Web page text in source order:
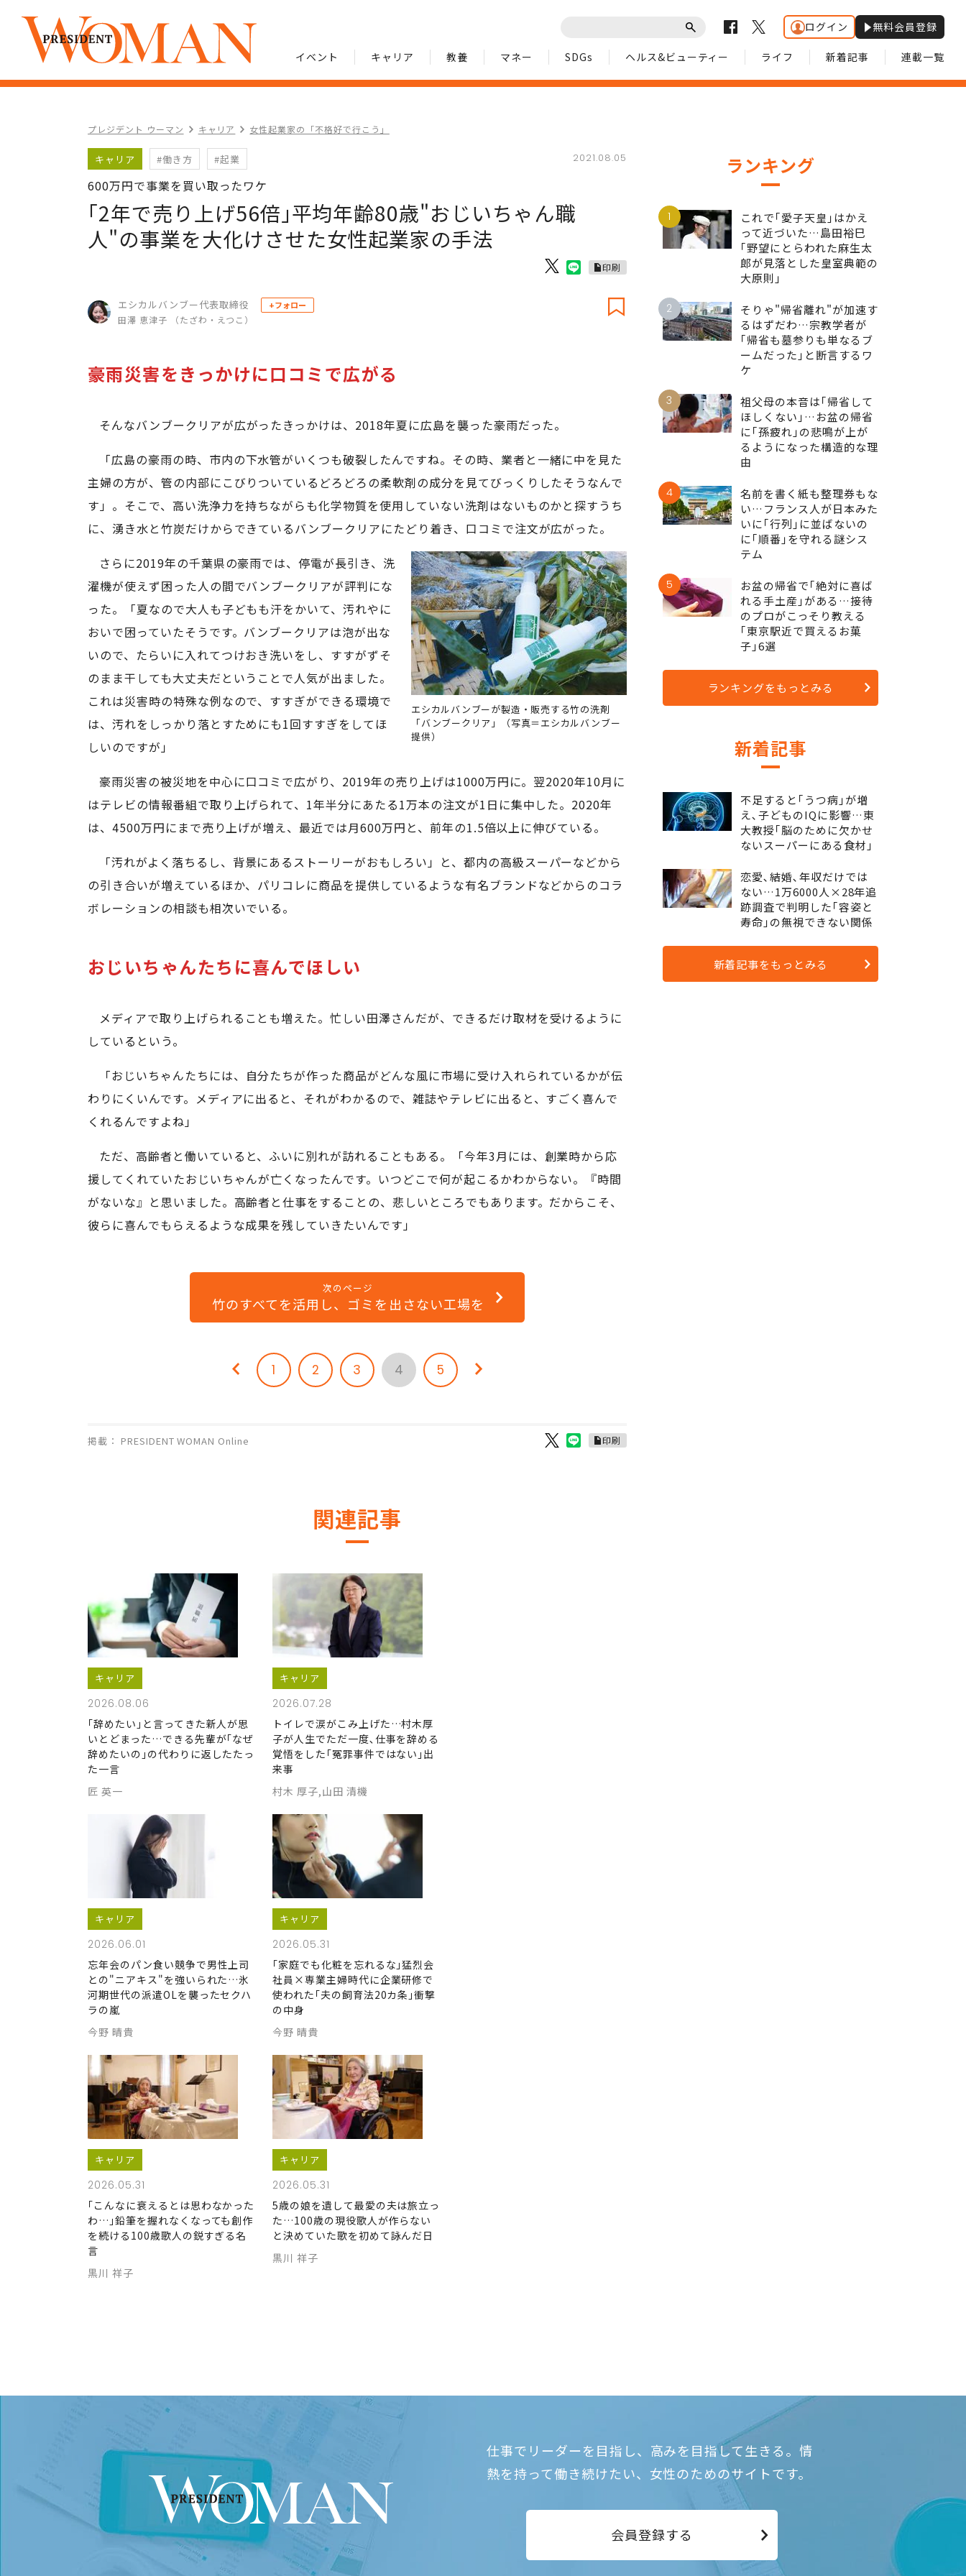
ログイン 無料会員登録
イベント キャリア 教養 マネー SDGs ヘルス&ビューティー ライフ 新着記事 連載一覧
プレジデント ウーマン キャリア 女性起業家の「不格好で行こう」
キャリア #働き方 #起業 2021.08.05
600万円で事業を買い取ったワケ
｢2年で売り上げ56倍｣平均年齢80歳"おじいちゃん職
人"の事業を大化けさせた女性起業家の手法
印刷
エシカルバンブー代表取締役
田澤 恵津子 （たざわ・えつこ）
+フォロー
豪雨災害をきっかけに口コミで広がる
そんなバンブークリアが広がったきっかけは、2018年夏に広島を襲った豪雨だった。
「広島の豪雨の時、市内の下水管がいくつも破裂したんですね。その時、業者と一緒に中を見た
主婦の方が、管の内部にこびりついているどろどろの柔軟剤の成分を見てびっくりしたそうなんで
す」。そこで、高い洗浄力を持ちながらも化学物質を使用していない洗剤はないものかと探すうち
に、湧き水と竹炭だけからできているバンブークリアにたどり着き、口コミで注文が広がった。
エシカルバンブーが製造・販売する竹の洗剤
「バンブークリア」（写真＝エシカルバンブー
提供）
さらに2019年の千葉県の豪雨では、停電が長引き、洗
濯機が使えず困った人の間でバンブークリアが評判にな
った。「夏なので大人も子どもも汗をかいて、汚れやに
おいで困っていたそうです。バンブークリアは泡が出な
いので、たらいに入れてつけおき洗いをし、すすがずそ
のまま干しても大丈夫だということで人気が出ました。
これは災害時の特殊な例なので、すすぎができる環境で
は、汚れをしっかり落とすためにも1回すすぎをしてほ
しいのですが」
豪雨災害の被災地を中心に口コミで広がり、2019年の売り上げは1000万円に。翌2020年10月に
はテレビの情報番組で取り上げられて、1年半分にあたる1万本の注文が1日に集中した。2020年
は、4500万円にまで売り上げが増え、最近では月600万円と、前年の1.5倍以上に伸びている。
「汚れがよく落ちるし、背景にあるストーリーがおもしろい」と、都内の高級スーパーなどから
の引き合いが増えているほか、パリコレに商品を提供しているような有名ブランドなどからのコラ
ボレーションの相談も相次いでいる。
おじいちゃんたちに喜んでほしい
メディアで取り上げられることも増えた。忙しい田澤さんだが、できるだけ取材を受けるように
しているという。
「おじいちゃんたちには、自分たちが作った商品がどんな風に市場に受け入れられているかが伝
わりにくいんです。メディアに出ると、それがわかるので、雑誌やテレビに出ると、すごく喜んで
くれるんですよね」
ただ、高齢者と働いていると、ふいに別れが訪れることもある。「今年3月には、創業時から応
援してくれていたおじいちゃんが亡くなったんです。いつどこで何が起こるかわからない。『時間
がないな』と思いました。高齢者と仕事をすることの、悲しいところでもあります。だからこそ、
彼らに喜んでもらえるような成果を残していきたいんです」
次のページ
竹のすべてを活用し、ゴミを出さない工場を
1 2 3 4 5
掲載： PRESIDENT WOMAN Online 印刷
関連記事
キャリア
2026.08.06
｢辞めたい｣と言ってきた新人が思
いとどまった…できる先輩が｢なぜ
辞めたいの｣の代わりに返したたっ
た一言
匠 英一
キャリア
2026.07.28
トイレで涙がこみ上げた…村木厚
子が人生でただ一度､仕事を辞める
覚悟をした｢冤罪事件ではない｣出
来事
村木 厚子,山田 清機
キャリア
2026.06.01
忘年会のパン食い競争で男性上司
との"ニアキス"を強いられた…氷
河期世代の派遣OLを襲ったセクハ
ラの嵐
今野 晴貴
キャリア
2026.05.31
｢家庭でも化粧を忘れるな｣猛烈会
社員×専業主婦時代に企業研修で
使われた｢夫の飼育法20カ条｣衝撃
の中身
今野 晴貴
キャリア
2026.05.31
｢こんなに衰えるとは思わなかった
わ…｣鉛筆を握れなくなっても創作
を続ける100歳歌人の鋭すぎる名
言
黒川 祥子
キャリア
2026.05.31
5歳の娘を遺して最愛の夫は旅立っ
た…100歳の現役歌人が作らない
と決めていた歌を初めて詠んだ日
黒川 祥子
ランキング
1
これで｢愛子天皇｣はかえ
って近づいた…島田裕巳
｢野望にとらわれた麻生太
郎が見落とした皇室典範の
大原則｣
2
そりゃ"帰省離れ"が加速す
るはずだわ…宗教学者が
｢帰省も墓参りも単なるブ
ームだった｣と断言するワ
ケ
3
祖父母の本音は｢帰省して
ほしくない｣…お盆の帰省
に｢孫疲れ｣の悲鳴が上が
るようになった構造的な理
由
4
名前を書く紙も整理券もな
い…フランス人が日本みた
いに｢行列｣に並ばないの
に｢順番｣を守れる謎シス
テム
5
お盆の帰省で｢絶対に喜ば
れる手土産｣がある…接待
のプロがこっそり教える
｢東京駅近で買えるお菓
子｣6選
ランキングをもっとみる
新着記事
不足すると｢うつ病｣が増
え､子どものIQに影響…東
大教授｢脳のために欠かせ
ないスーパーにある食材｣
恋愛､結婚､年収だけでは
ない…1万6000人×28年追
跡調査で判明した｢容姿と
寿命｣の無視できない関係
新着記事をもっとみる
仕事でリーダーを目指し、高みを目指して生きる。情
熱を持って働き続けたい、女性のためのサイトです。
会員登録する